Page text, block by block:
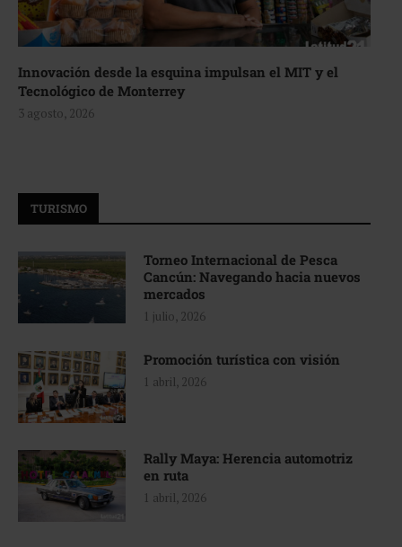
Innovación desde la esquina impulsan el MIT y el
Tecnológico de Monterrey
3 agosto, 2026
TURISMO
Torneo Internacional de Pesca
Cancún: Navegando hacia nuevos
mercados
1 julio, 2026
Promoción turística con visión
1 abril, 2026
Rally Maya: Herencia automotriz
en ruta
1 abril, 2026